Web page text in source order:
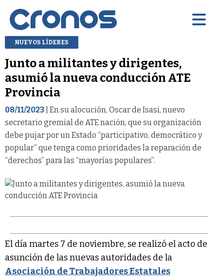
NUEVOS LÍDERES
Junto a militantes y dirigentes,
asumió la nueva conducción ATE
Provincia
08/11/2023 | En su alocución, Oscar de Isasi, nuevo
secretario gremial de ATE nación, que su organización
debe pujar por un Estado “participativo, democrático y
popular” que tenga como prioridades la reparación de
“derechos” para las “mayorías populares”.
El día martes 7 de noviembre, se realizó el acto de
asunción de las nuevas autoridades de la
Asociación de Trabajadores Estatales